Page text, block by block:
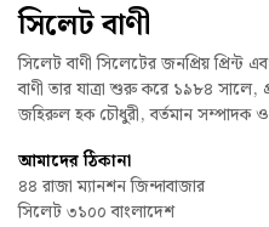
সিলেট বাণী
সিলেট বাণী সিলেটের জনপ্রিয় প্রিন্ট
বাণী তার যাত্রা শুরু করে ১৯৮৪ সালে,
জহিরুল হক চৌধুরী, বর্তমান সম্পাদক
আমাদের ঠিকানা
৪৪ রাজা ম্যানশন জিন্দাবাজার
সিলেট ৩১০০ বাংলাদেশ